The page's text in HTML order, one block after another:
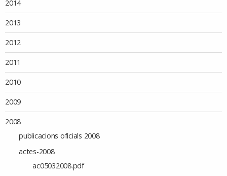
2014
2013
2012
2011
2010
2009
2008
publicacions oficials 2008
actes-2008
ac05032008.pdf